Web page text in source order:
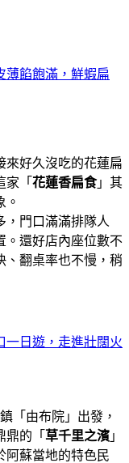
薄餡飽滿，鮮蝦扁
來好久沒吃的花蓮扁
家「 花蓮香扁食」其
。
，門口滿滿排隊人
。還好店內座位數不
、翻桌率也不慢，稍
一日遊，走進壯闊火
「由布院」出發，
鼎的「 草千里之濱 」
阿蘇當地的特色民